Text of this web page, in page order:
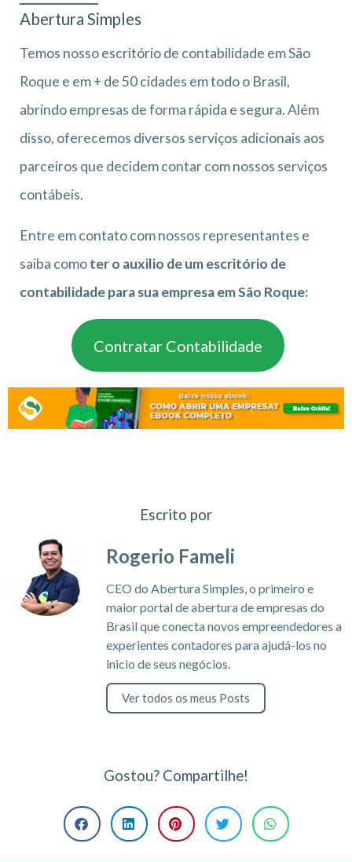
Abertura Simples
Temos nosso escritório de contabilidade em São
Roque e em + de 50 cidades em todo o Brasil,
abrindo empresas de forma rápida e segura. Além
disso, oferecemos diversos serviços adicionais aos
parceiros que decidem contar com nossos serviços
contábeis.
Entre em contato com nossos representantes e
saiba comoter o auxilio de um escritório de
contabilidade para sua empresa em São Roque:
Contratar Contabilidade
Escrito por
Rogerio Fameli
CEO do Abertura Simples, o primeiro e
maior portal de abertura de empresas do
Brasil que conecta novos empreendedores a
experientes contadores para ajudá-los no
inicio de seus negócios.
Ver todos os meus Posts
Gostou? Compartilhe!